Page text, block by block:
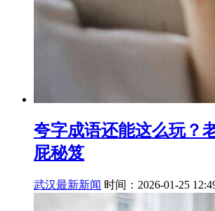
夸字成语还能这么玩？
屁秘笈
武汉最新新闻 时间：2026-01-25